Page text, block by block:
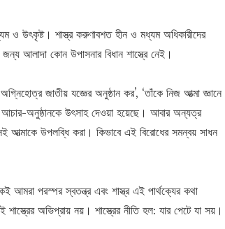
ও উৎকৃষ্ট। শাস্ত্র করুণাবশত হীন ও মধ্যম অধিকারীদের
আলাদা কোন উপাসনার বিধান শাস্ত্রে নেই।
জাতীয় যজ্ঞের অনুষ্ঠান কর’, ‘তাঁকে নিজ আত্মা জ্ঞানে
অনুষ্ঠানকে উৎসাহ দেওয়া হয়েছে। আবার অন্যত্র
আত্মাকে উপলব্ধি করা। কিভাবে এই বিরোধের সমন্বয় সাধন
পরস্পর স্বতন্ত্র এবং শাস্ত্র এই পার্থক্যের কথা
অভিপ্রায় নয়। শাস্ত্রের নীতি হল: যার পেটে যা সয়।